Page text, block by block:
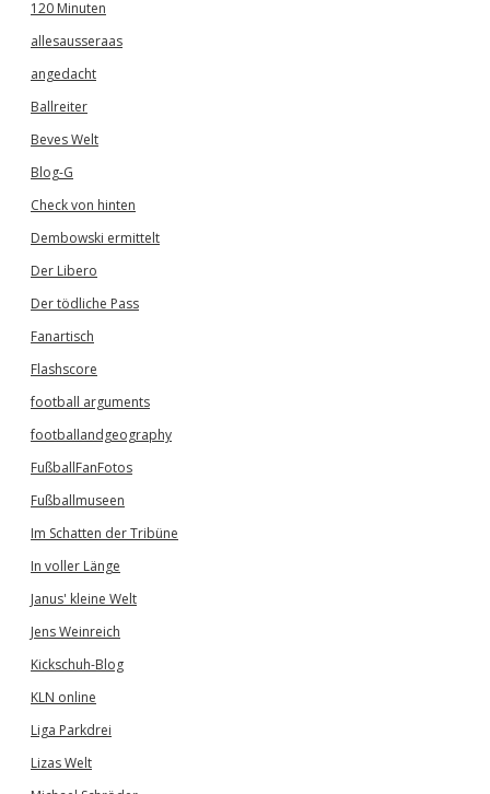
120 Minuten
allesausseraas
angedacht
Ballreiter
Beves Welt
Blog-G
Check von hinten
Dembowski ermittelt
Der Libero
Der tödliche Pass
Fanartisch
Flashscore
football arguments
footballandgeography
FußballFanFotos
Fußballmuseen
Im Schatten der Tribüne
In voller Länge
Janus' kleine Welt
Jens Weinreich
Kickschuh-Blog
KLN online
Liga Parkdrei
Lizas Welt